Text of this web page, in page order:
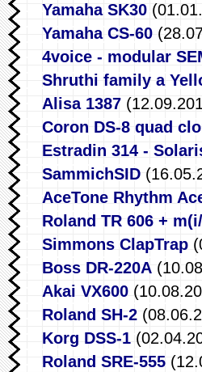
Yamaha SK30
Yamaha CS-60
4voice - modular
Shruthi family a
Alisa 1387
Coron DS-8 quad
Estradin 314 -
SammichSID
AceTone Rhythm
Roland TR 606 +
Simmons ClapTrap
Boss DR-220A
Akai VX600
Roland SH-2
Korg DSS-1
Roland SRE-555